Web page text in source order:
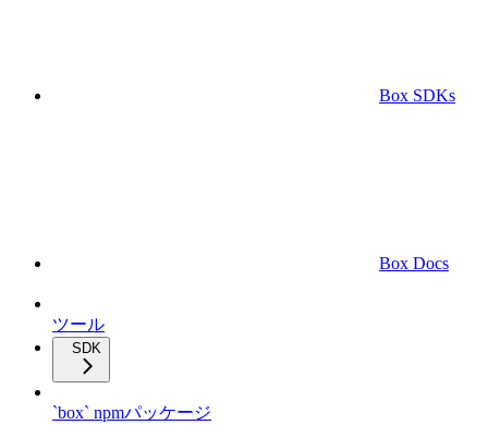
Box SDKs
Box Docs
ツール
SDK
`box` npmパッケージ